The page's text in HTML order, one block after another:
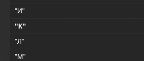
"И"
"К"
"Л"
"М"